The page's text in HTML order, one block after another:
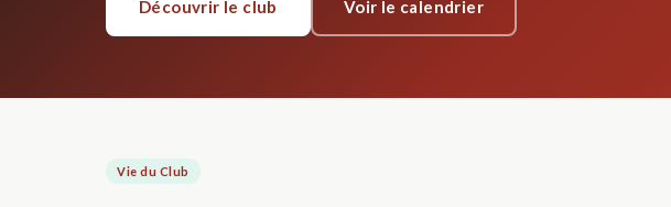
Découvrir le club Voir le calendrier
Vie du Club